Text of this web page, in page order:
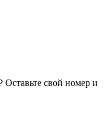
Оставьте свой номер и